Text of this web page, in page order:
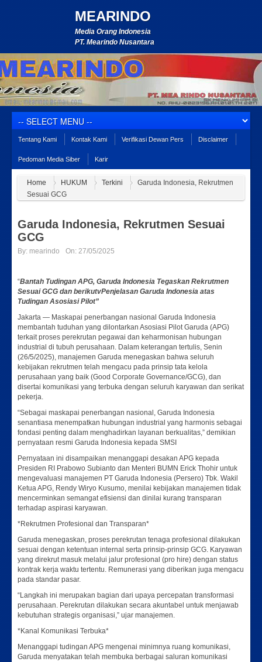
MEARINDO
Media Orang Indonesia
PT. Mearindo Nusantara
Tentang Kami Kontak Kami Verifikasi Dewan Pers Disclaimer
Pedoman Media Siber Karir
Home HUKUM Terkini
Garuda Indonesia, Rekrutmen
Sesuai GCG
Garuda Indonesia, Rekrutmen Sesuai
GCG
By: mearindo On: 27/05/2025
“Bantah Tudingan APG, Garuda Indonesia Tegaskan Rekrutmen
Sesuai GCG dan berikutvPenjelasan Garuda Indonesia atas
Tudingan Asosiasi Pilot”
Jakarta — Maskapai penerbangan nasional Garuda Indonesia
membantah tuduhan yang dilontarkan Asosiasi Pilot Garuda (APG)
terkait proses perekrutan pegawai dan keharmonisan hubungan
industrial di tubuh perusahaan. Dalam keterangan tertulis, Senin
(26/5/2025), manajemen Garuda menegaskan bahwa seluruh
kebijakan rekrutmen telah mengacu pada prinsip tata kelola
perusahaan yang baik (Good Corporate Governance/GCG), dan
disertai komunikasi yang terbuka dengan seluruh karyawan dan serikat
pekerja.
“Sebagai maskapai penerbangan nasional, Garuda Indonesia
senantiasa menempatkan hubungan industrial yang harmonis sebagai
fondasi penting dalam menghadirkan layanan berkualitas,” demikian
pernyataan resmi Garuda Indonesia kepada SMSI
Pernyataan ini disampaikan menanggapi desakan APG kepada
Presiden RI Prabowo Subianto dan Menteri BUMN Erick Thohir untuk
mengevaluasi manajemen PT Garuda Indonesia (Persero) Tbk. Wakil
Ketua APG, Rendy Wiryo Kusumo, menilai kebijakan manajemen tidak
mencerminkan semangat efisiensi dan dinilai kurang transparan
terhadap aspirasi karyawan.
*Rekrutmen Profesional dan Transparan*
Garuda menegaskan, proses perekrutan tenaga profesional dilakukan
sesuai dengan ketentuan internal serta prinsip-prinsip GCG. Karyawan
yang direkrut masuk melalui jalur profesional (pro hire) dengan status
kontrak kerja waktu tertentu. Remunerasi yang diberikan juga mengacu
pada standar pasar.
“Langkah ini merupakan bagian dari upaya percepatan transformasi
perusahaan. Perekrutan dilakukan secara akuntabel untuk menjawab
kebutuhan strategis organisasi,” ujar manajemen.
*Kanal Komunikasi Terbuka*
Menanggapi tudingan APG mengenai minimnya ruang komunikasi,
Garuda menyatakan telah membuka berbagai saluran komunikasi